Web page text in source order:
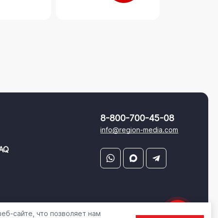
8-800-700-45-08
info@region-media.com
сайте, что позволяет нам